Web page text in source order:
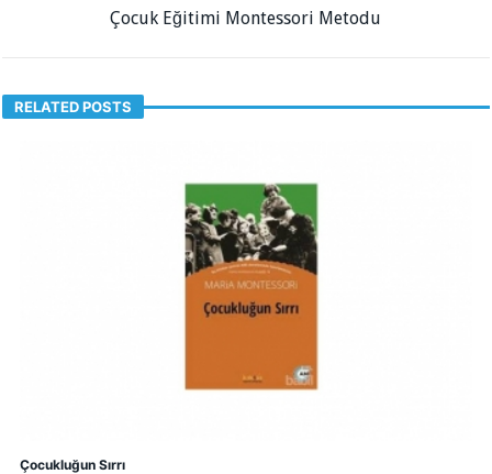
Çocuk Eğitimi Montessori Metodu
RELATED POSTS
Çocukluğun Sırrı